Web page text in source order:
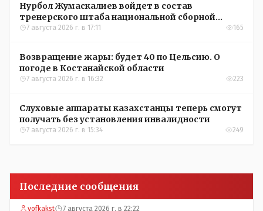
Нурбол Жумаскалиев войдет в состав
тренерского штаба национальной сборной
Казахстана по футболу
7 августа 2026 г. в 17:11 165
Возвращение жары: будет 40 по Цельсию. О
погоде в Костанайской области
7 августа 2026 г. в 16:32 223
Слуховые аппараты казахстанцы теперь смогут
получать без установления инвалидности
7 августа 2026 г. в 15:34 249
Последние сообщения
vofkakst 7 августа 2026 г. в 22:22